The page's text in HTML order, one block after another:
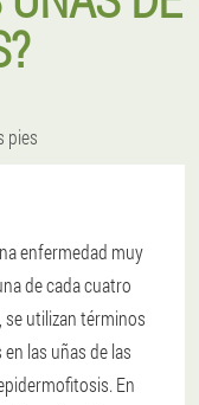
pies
enfermedad muy
de cada cuatro
se utilizan términos
las uñas de las
En